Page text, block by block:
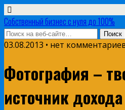
Собственный бизнес с нуля до 100%
03.08.2013 • нет
Фотография –
источник дохода